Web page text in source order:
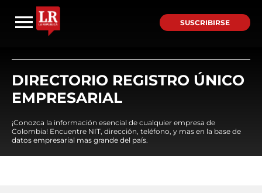
SUSCRIBIRSE
DIRECTORIO REGISTRO ÚNICO
EMPRESARIAL
¡Conozca la información esencial de cualquier empresa de
Colombia! Encuentre NIT, dirección, teléfono, y mas en la base de
datos empresarial mas grande del país.